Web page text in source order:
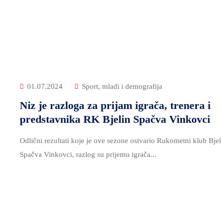
01.07.2024 Sport, mladi i demografija
Niz je razloga za prijam igrača, trenera i
predstavnika RK Bjelin Spačva Vinkovci
Odlični rezultati koje je ove sezone ostvario Rukometni klub
Spačva Vinkovci, razlog su prijemu igrača...